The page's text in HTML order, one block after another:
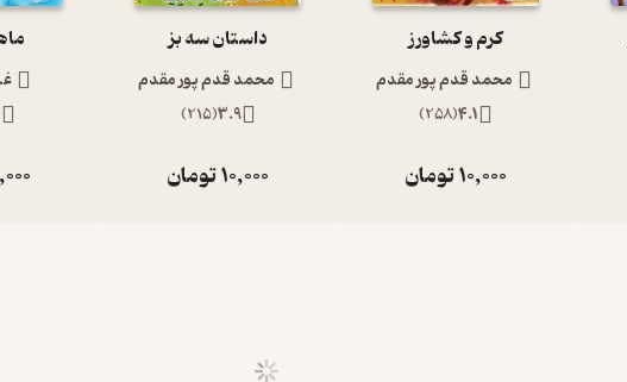
کرم و کشاورز
محمد قدم پور مقدم
4.1
(
258
)
10,000تومان
داستان سه بز
محمد قدم پور مقدم
3.9
(
215
)
10,000تومان